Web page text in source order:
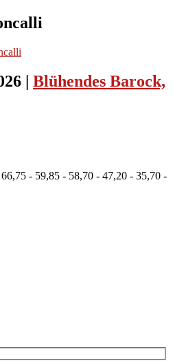
| Blühendes Barock,
- 59,85 - 58,70 - 47,20 - 35,70 -